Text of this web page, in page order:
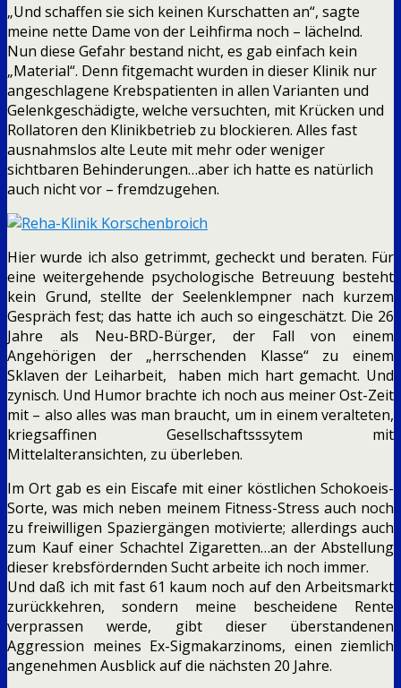
„Und schaffen sie sich keinen Kurschatten an“, sagte
meine nette Dame von der Leihfirma noch – lächelnd.
Nun diese Gefahr bestand nicht, es gab einfach kein
„Material“. Denn fitgemacht wurden in dieser Klinik nur
angeschlagene Krebspatienten in allen Varianten und
Gelenkgeschädigte, welche versuchten, mit Krücken und
Rollatoren den Klinikbetrieb zu blockieren. Alles fast
ausnahmslos alte Leute mit mehr oder weniger
sichtbaren Behinderungen…aber ich hatte es natürlich
auch nicht vor – fremdzugehen.
Hier wurde ich also getrimmt, gecheckt und beraten. Für
eine weitergehende psychologische Betreuung besteht
kein Grund, stellte der Seelenklempner nach kurzem
Gespräch fest; das hatte ich auch so eingeschätzt. Die 26
Jahre als Neu-BRD-Bürger, der Fall von einem
Angehörigen der „herrschenden Klasse“ zu einem
Sklaven der Leiharbeit, haben mich hart gemacht. Und
zynisch. Und Humor brachte ich noch aus meiner Ost-Zeit
mit – also alles was man braucht, um in einem veralteten,
kriegsaffinen Gesellschaftsssytem mit
Mittelalteransichten, zu überleben.
Im Ort gab es ein Eiscafe mit einer köstlichen Schokoeis-
Sorte, was mich neben meinem Fitness-Stress auch noch
zu freiwilligen Spaziergängen motivierte; allerdings auch
zum Kauf einer Schachtel Zigaretten…an der Abstellung
dieser krebsfördernden Sucht arbeite ich noch immer.
Und daß ich mit fast 61 kaum noch auf den Arbeitsmarkt
zurückkehren, sondern meine bescheidene Rente
verprassen werde, gibt dieser überstandenen
Aggression meines Ex-Sigmakarzinoms, einen ziemlich
angenehmen Ausblick auf die nächsten 20 Jahre.